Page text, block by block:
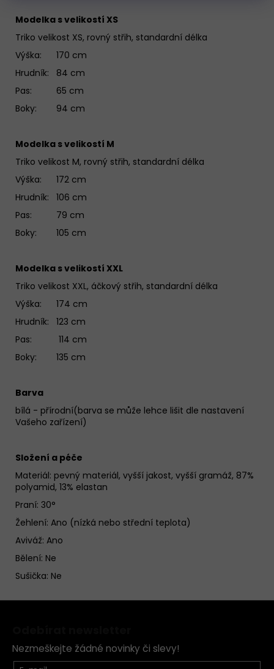
Modelka s velikostí XS
Triko velikost XS, rovný střih, standardní délka
Výška: 170 cm
Hrudník: 84 cm
Pas: 65 cm
Boky: 94 cm
Modelka s velikostí M
Triko velikost M, rovný střih, standardní délka
Výška: 172 cm
Hrudník: 106 cm
Pas: 79 cm
Boky: 105 cm
Modelka s velikostí XXL
Triko velikost XXL, áčkový střih, standardní délka
Výška: 174 cm
Hrudník: 123 cm
Pas: 114 cm
Boky: 135 cm
Barva
bílá - přírodní(barva se může lehce lišit dle nastavení
Vašeho zařízení)
Složení a péče
Materiál: pevný materiál, vyšší jakost, vyšší gramáž, 87%
polyamid, 13% elastan
Praní: 30°
Žehlení: Ano (nízká nebo střední teplota)
Aviváž: Ano
Bělení: Ne
Sušička: Ne
Nezmeškejte žádné novinky či slevy!